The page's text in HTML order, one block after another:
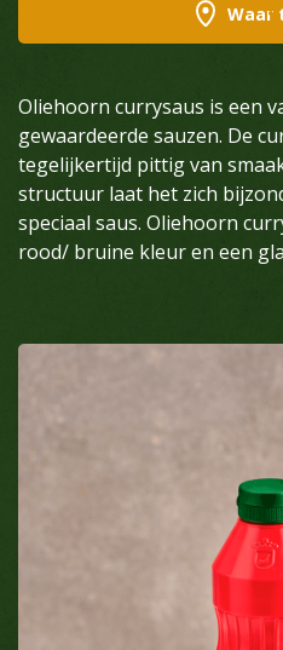
Waar
Oliehoorn currysaus is een
gewaardeerde sauzen. De
tegelijkertijd pittig van
structuur laat het zich
speciaal saus. Oliehoorn
rood/ bruine kleur en een